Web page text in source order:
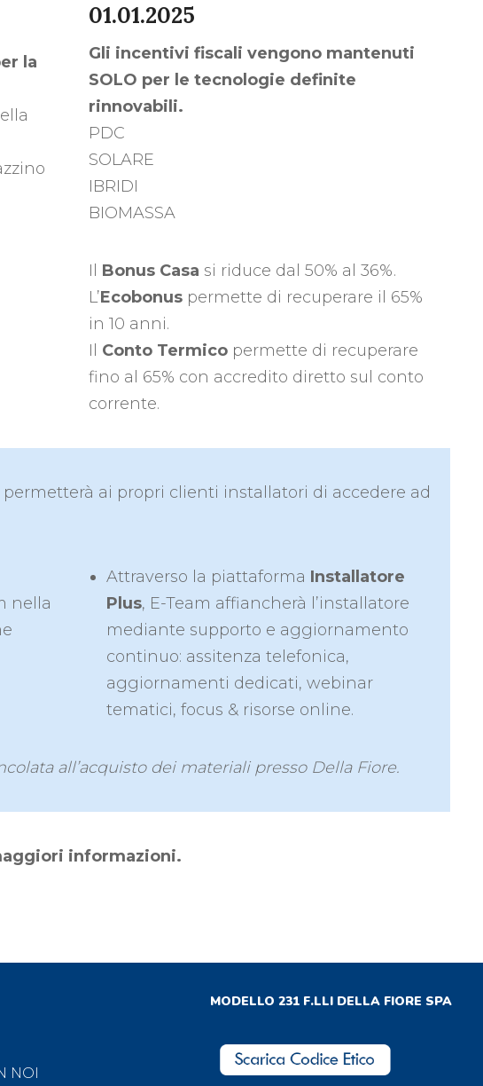
la
01.01.2025
Gli incentivi fiscali vengono mantenuti
SOLO per le tecnologie definite
rinnovabili.
PDC
SOLARE
IBRIDI
BIOMASSA
Il Bonus Casa si riduce dal 50% al 36%.
L’Ecobonuspermette di recuperare il 65%
in 10 anni.
Il Conto Termicopermette di recuperare
fino al 65% con accredito diretto sul conto
corrente.
ai propri clienti installatori di accedere ad
nella
Attraverso la piattaforma Installatore
Plus, E-Team affiancherà l’installatore
mediante supporto e aggiornamento
continuo: assitenza telefonica,
aggiornamenti dedicati, webinar
tematici, focus & risorse online.
all’acquisto dei materiali presso Della Fiore.
informazioni.
NOI
MODELLO 231 F.LLI DELLA FIORE SPA